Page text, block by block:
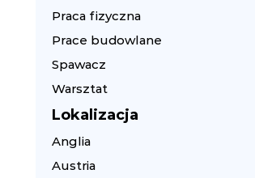
Praca fizyczna
Prace budowlane
Spawacz
Warsztat
Lokalizacja
Anglia
Austria